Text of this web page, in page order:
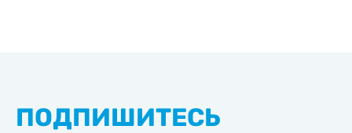
ПОДПИШИТЕСЬ